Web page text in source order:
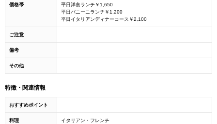
価格帯
平日洋食ランチ￥1,650
平日パニーニランチ￥1,200
平日イタリアンディナーコース￥2,100
ご注意
備考
その他
特徴・関連情報
おすすめポイント
料理 イタリアン・フレンチ